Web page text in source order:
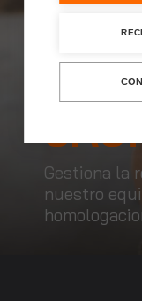
Gestiona la
nuestro